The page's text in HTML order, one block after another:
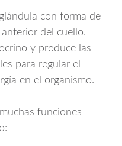
con forma de
del cuello.
y produce las
para regular el
en el organismo.
funciones